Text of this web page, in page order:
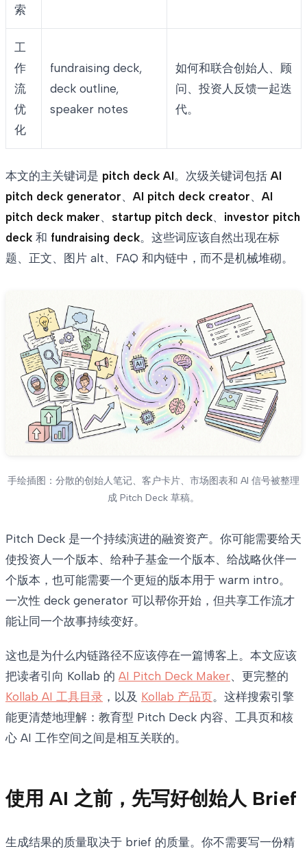
索
工
作
流
优
化
fundraising deck,
deck outline,
speaker notes
如何和联合创始人、顾
问、投资人反馈一起迭
代。
本文的主关键词是 pitch deck AI。次级关键词包括 AI
pitch deck generator、 AI pitch deck creator、 AI
pitch deck maker、 startup pitch deck、 investor pitch
deck 和 fundraising deck。这些词应该自然出现在标
题、正文、图片 alt、FAQ 和内链中，而不是机械堆砌。
手绘插图：分散的创始人笔记、客户卡片、市场图表和 AI 信号被整理
成 Pitch Deck 草稿。
Pitch Deck 是一个持续演进的融资资产。你可能需要给天
使投资人一个版本、给种子基金一个版本、给战略伙伴一
个版本，也可能需要一个更短的版本用于 warm intro。
一次性 deck generator 可以帮你开始，但共享工作流才
能让同一个故事持续变好。
这也是为什么内链路径不应该停在一篇博客上。本文应该
把读者引向 Kollab 的 AI Pitch Deck Maker、更完整的
Kollab AI 工具目录 ，以及 Kollab 产品页。这样搜索引擎
能更清楚地理解：教育型 Pitch Deck 内容、工具页和核
心 AI 工作空间之间是相互关联的。
使用 AI 之前，先写好创始人 Brief
生成结果的质量取决于 brief 的质量。你不需要写一份精